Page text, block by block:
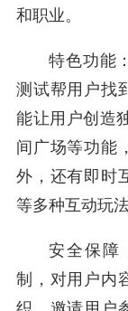
和职业。
特色功能
测试帮用户找
能让用户创造
间广场等功能
外，还有即时
等多种互动玩
安全保障
制，对用户内